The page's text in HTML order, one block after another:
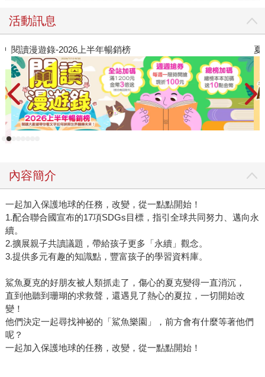
活動訊息
夏日閱讀大冒險
內容簡介
一起加入保護地球的任務，改變，從一點點開始！
1.配合聯合國宣布的17項SDGs目標，指引全球共同努力、邁向永
續。
2.擴展親子共讀議題，帶給孩子更多「永續」觀念。
3.提供多元有趣的知識點，豐富孩子的學習資料庫。
鯊魚夏克的好朋友被人類抓走了，傷心的夏克變得一直消沉，
直到他聽到珊瑚的求救聲，還遇見了熱心的夏拉，一切開始改
變！
他們決定一起尋找神祕的「鯊魚樂園」，前方會有什麼等著他們
呢？
一起加入保護地球的任務，改變，從一點點開始！